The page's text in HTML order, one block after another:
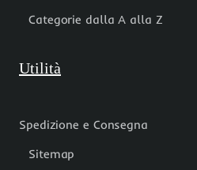
Categorie dalla A alla Z
Utilità
Spedizione e Consegna
Sitemap